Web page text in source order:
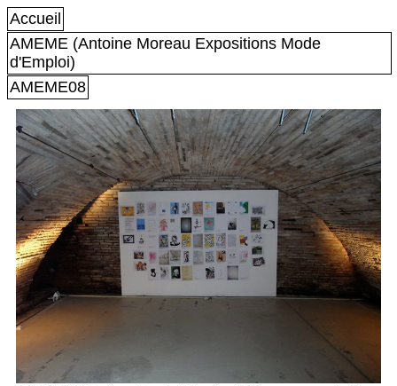
Accueil
AMEME (Antoine Moreau Expositions Mode
d'Emploi)
AMEME08